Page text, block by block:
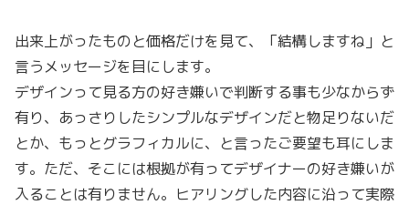
出来上がったものと価格だけを見て、「結構しますね」と
言うメッセージを目にします。
デザインって見る方の好き嫌いで判断する事も少なからず
有り、あっさりしたシンプルなデザインだと物足りないだ
とか、もっとグラフィカルに、と言ったご要望も耳にしま
す。ただ、そこには根拠が有ってデザイナーの好き嫌いが
入ることは有りません。ヒアリングした内容に沿って実際